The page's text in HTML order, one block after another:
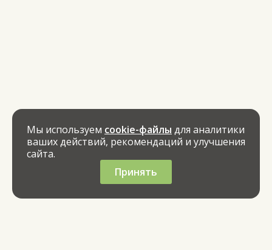
Мы используем cookie-файлы для аналитики
ваших действий, рекомендаций и улучшения
сайта.
Принять